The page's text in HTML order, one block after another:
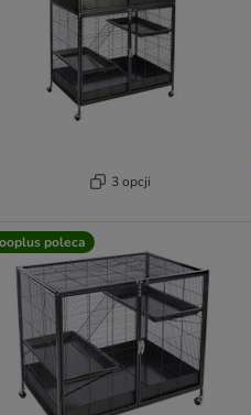
3 opcji
poleca